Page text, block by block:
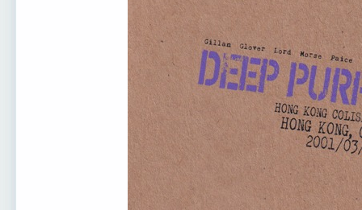
Deep Purple Deep Purple